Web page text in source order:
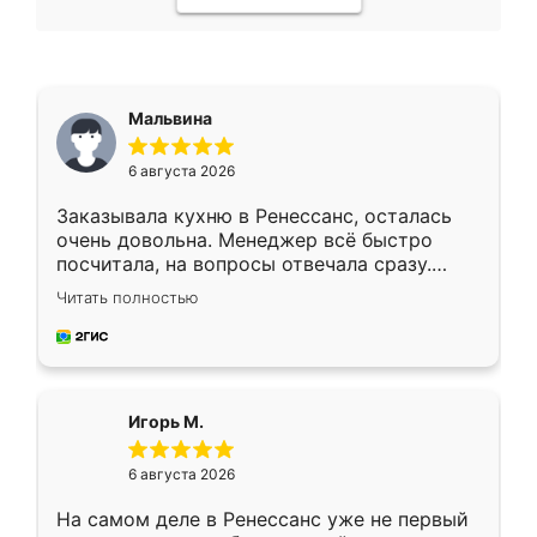
Мальвина
6 августа 2026
Заказывала кухню в Ренессанс, осталась
очень довольна. Менеджер всё быстро
посчитала, на вопросы отвечала сразу.
Замерщик приехал в субботу, подошёл к
делу со всей ответственностью. Собрали
за день, ребята работали аккуратно, даже
Читать полностью
Игорь М.
6 августа 2026
На самом деле в Ренессанс уже не первый